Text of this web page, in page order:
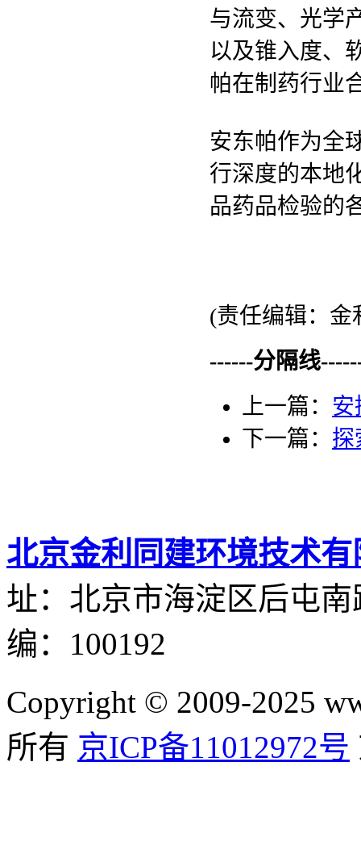
与流变、光学
以及锥入度、
帕在制药行业
安东帕作为全
行深度的本地
品药品检验的
(责任编辑：金
------分隔线
上一篇： 安
下一篇： 探
北京金利同建环境技术有
址：北京市海淀区后屯
编：100192
Copyright © 2009-2025
所有 京ICP备11012972号